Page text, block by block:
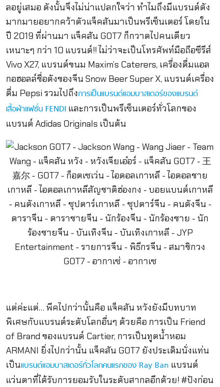
ลอยู่เสมอ ดังนั้นจึงไม่น่าแปลกใจว่า ทำไมถึงมีแบรนด์ดัง
มากมายอยากคว้าตัวแจ็คสันมาเป็นพรีเซ็นเตอร์ โดยใน
ปี 2019 ที่ผ่านมา แจ็คสัน GOT7 ก็กวาดไปคนเดียว
เหนาะๆ กว่า 10 แบรนด์!! ไม่ว่าจะเป็นโทรศัพท์มือถือซีรีส์
Vivo X27, แบรนด์ขนม Maxim’s Caterers, เครื่องดื่มแอล
กอฮอลล์ชื่อดังของจีน Snow Beer Super X, แบรนด์เครื่อง
ดื่ม Pepsi รวมไปถึงการเป็นแบรนด์แอมบาสเดอร์ของแบรนด์
เสื้อผ้าแฟชั่น FENDI และการเป็นพรีเซ็นเตอร์ทั่วโลกของ
แบรนด์ Adidas Originals เป็นต้น
แต่ค่ะแต่… พีคไปกว่านั้นคือ แจ็คสัน หวังยังมีบทบาท
พิเศษกับแบรนด์ระดับโลกอื่นๆ ด้วยคือ การเป็น Friend
of Brand ของแบรนด์ Cartier, การเป็นทูตน้ำหอม
ARMANI ยิ่งไปกว่านั้น แจ็คสัน GOT7 ยังประเดิมนั่งแท่น
เป็นแบรนด์แอมบาสเดอร์ทั่วโลกคนแรกของ Ray Ban แบรนด์
แว่นตาที่ได้รับการยอมรับในระดับสากลอีกด้วย! #ปังก่อน